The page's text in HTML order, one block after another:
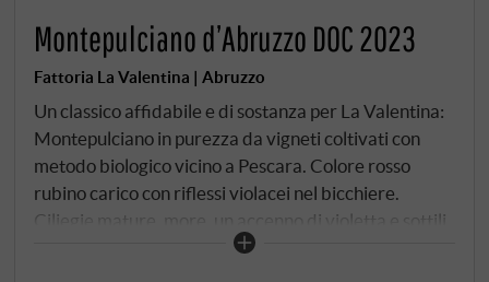
Montepulciano d’Abruzzo DOC 2023
Fattoria La Valentina | Abruzzo
Un classico affidabile e di sostanza per La Valentina:
Montepulciano in purezza da vigneti coltivati con
metodo biologico vicino a Pescara. Colore rosso
rubino carico con riflessi violacei nel bicchiere.
Ciliegie mature, more, un accenno di violetta e sottili
note speziate di pepe ed erbe aromatiche al naso. Al